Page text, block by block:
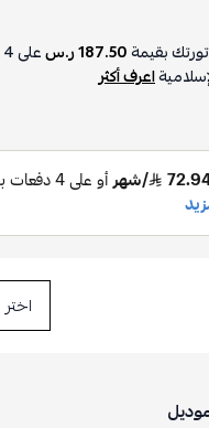
بقيمة187.50 ر.س على4
اعرف أكثر